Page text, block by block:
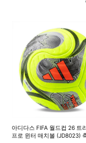
아디다스 FIFA 월드컵 26 트
프로 윈터 매치볼 (JD8023)